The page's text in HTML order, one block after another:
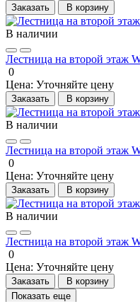
Заказать В корзину
В наличии
Лестница на второй этаж
0
Цена: Уточняйте цену
Заказать В корзину
В наличии
Лестница на второй этаж
0
Цена: Уточняйте цену
Заказать В корзину
В наличии
Лестница на второй этаж
0
Цена: Уточняйте цену
Заказать
В корзину
Показать еще